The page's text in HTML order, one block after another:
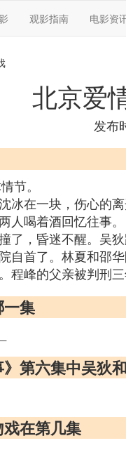
观影指南 电影资
北京爱
发布
节。
在一块，伤心的离
喝着酒回忆往事。
了，昏迷不醒。吴
自首了。林夏和邵
程峰的父亲被判刑
集
第六集中吴狄
在第几集